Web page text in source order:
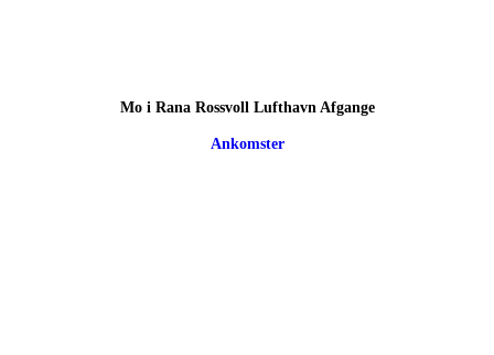
Mo i Rana Rossvoll Lufthavn Afgange
Ankomster